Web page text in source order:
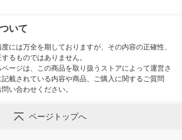
いて
には万全を期しておりますが、その内容の正確性、
るものではありません。
ージは、この商品を取り扱うストアによって運営さ
載されている内容や商品、ご購入に関するご質問
い合わせください。
ページトップへ